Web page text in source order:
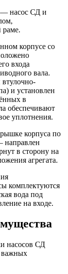
— насос СД и
раме.
корпусе со
входа
вала.
втулочно-
и установлен
в
обеспечивают
уплотнения.
корпуса по
направлен
в сторону на
агрегата.
комплектуются
вода под
на входе.
насосов СД
важных